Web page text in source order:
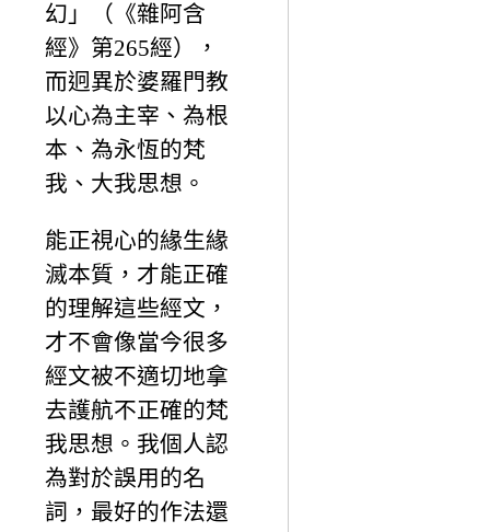
幻」（《雜阿含
經》第265經），
而迥異於婆羅門教
以心為主宰、為根
本、為永恆的梵
我、大我思想。
能正視心的緣生緣
滅本質，才能正確
的理解這些經文，
才不會像當今很多
經文被不適切地拿
去護航不正確的梵
我思想。我個人認
為對於誤用的名
詞，最好的作法還